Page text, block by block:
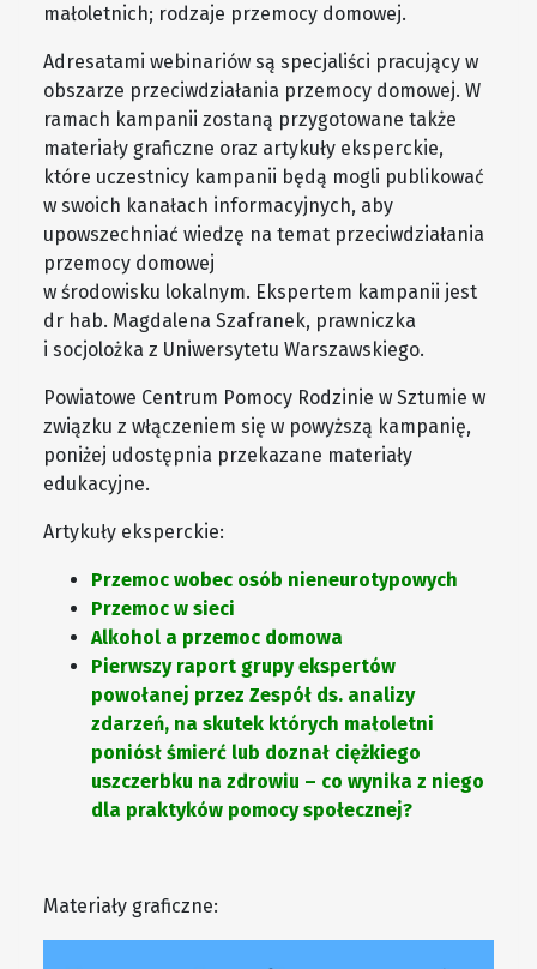
małoletnich; rodzaje przemocy domowej.
Adresatami webinariów są specjaliści pracujący w
obszarze przeciwdziałania przemocy domowej. W
ramach kampanii zostaną przygotowane także
materiały graficzne oraz artykuły eksperckie,
które uczestnicy kampanii będą mogli publikować
w swoich kanałach informacyjnych, aby
upowszechniać wiedzę na temat przeciwdziałania
przemocy domowej
w środowisku lokalnym. Ekspertem kampanii jest
dr hab. Magdalena Szafranek, prawniczka
i socjolożka z Uniwersytetu Warszawskiego.
Powiatowe Centrum Pomocy Rodzinie w Sztumie w
związku z włączeniem się w powyższą kampanię,
poniżej udostępnia przekazane materiały
edukacyjne.
Artykuły eksperckie:
Przemoc wobec osób nieneurotypowych
Przemoc w sieci
Alkohol a przemoc domowa
Pierwszy raport grupy ekspertów
powołanej przez Zespół ds. analizy
zdarzeń, na skutek których małoletni
poniósł śmierć lub doznał ciężkiego
uszczerbku na zdrowiu – co wynika z niego
dla praktyków pomocy społecznej?
Materiały graficzne: